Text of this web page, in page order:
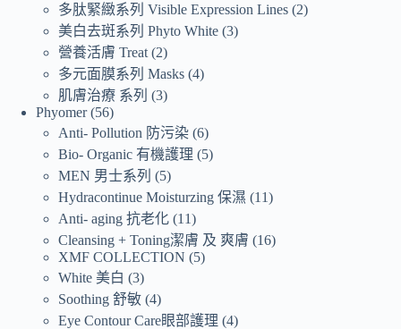
多肽緊緻系列 Visible Expression Lines 2
美白去斑系列 Phyto White 3
營養活膚 Treat 2
多元面膜系列 Masks 4
肌膚治療 系列
3
Phyomer 56
Anti- Pollution 防污染 6
Bio- Organic 有機護理
5
MEN 男士系列
5
Hydracontinue Moisturzing 保濕
11
Anti- aging 抗老化 11
Cleansing + Toning潔膚 及 爽膚
16
XMF COLLECTION
5
White 美白
3
Soothing 舒敏 4
Eye Contour Care眼部護理 4